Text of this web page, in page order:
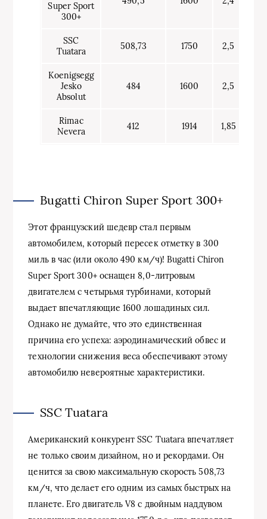
Super Sport
300+
SSC
Tuatara
508,73 1750 2,5
Koenigsegg
Jesko
Absolut
484 1600 2,5
Rimac
Nevera
412 1914 1,85
Bugatti Chiron Super Sport 300+
Этот французский шедевр стал первым
автомобилем, который пересек отметку в 300
миль в час (или около 490 км/ч)! Bugatti Chiron
Super Sport 300+ оснащен 8,0-литровым
двигателем с четырьмя турбинами, который
выдает впечатляющие 1600 лошадиных сил.
Однако не думайте, что это единственная
причина его успеха: аэродинамический обвес и
технологии снижения веса обеспечивают этому
автомобилю невероятные характеристики.
SSC Tuatara
Американский конкурент SSC Tuatara впечатляет
не только своим дизайном, но и рекордами. Он
ценится за свою максимальную скорость 508,73
км/ч, что делает его одним из самых быстрых на
планете. Его двигатель V8 с двойным наддувом